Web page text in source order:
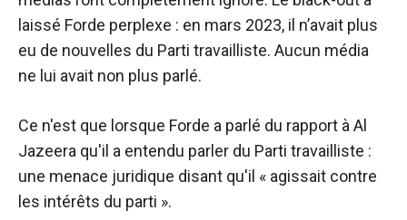
laissé Forde perplexe : en mars 2023, il n’avait plus
eu de nouvelles du Parti travailliste. Aucun média
ne lui avait non plus parlé.
Ce n'est que lorsque Forde a parlé du rapport à Al
Jazeera qu'il a entendu parler du Parti travailliste :
une menace juridique disant qu'il « agissait contre
les intérêts du parti ».